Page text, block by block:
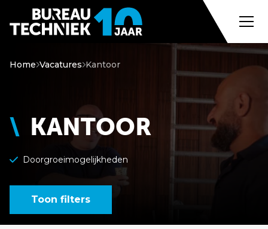
Home Vacatures Kantoor
KANTOOR
700+ vacatures
Toon filters